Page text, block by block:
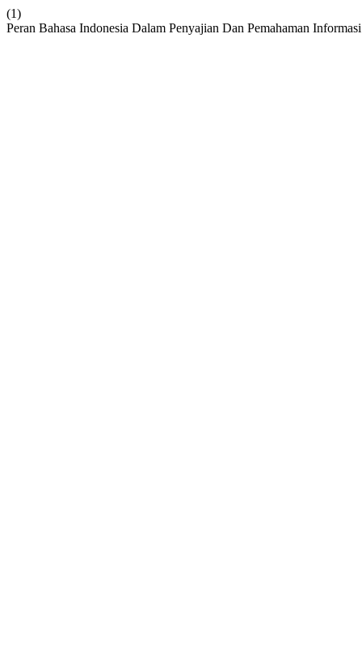
(1)
Peran Bahasa Indonesia Dalam Penyajian Dan Pemahaman